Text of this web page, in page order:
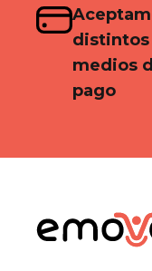
distintos
medios
pago